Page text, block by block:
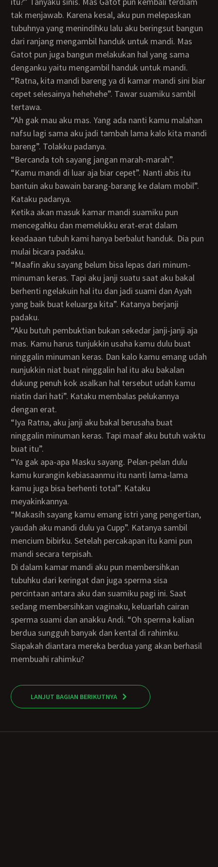
tak menjawab. Karena kesal, aku pun melepaskan
tubuhnya yang menindihku lalu aku beringsut bangun
dari ranjang mengambil handuk untuk mandi. Mas
Gatot pun juga bangun melakukan hal yang sama
denganku yaitu mengambil handuk untuk mandi.
“Ratna, kita mandi bareng ya di kamar mandi sini biar
cepet selesainya hehehehe”. Tawar suamiku sambil
tertawa.
“Ah gak mau aku mas. Yang ada nanti kamu malahan
nafsu lagi sama aku jadi tambah lama kalo kita mandi
bareng”. Tolakku padanya.
“Bercanda toh sayang jangan marah-marah”.
“Kamu mandi di luar aja biar cepet”. Nanti abis itu
bantuin aku bawain barang-barang ke dalam mobil”.
Kataku padanya.
Ketika akan masuk kamar mandi suamiku pun
mencegahku dan memelukku erat-erat dalam
keadaaan tubuh kami hanya berbalut handuk. Dia pun
mulai bicara padaku.
“Maafin aku sayang belum bisa lepas dari minum-
minuman keras. Tapi aku janji suatu saat aku bakal
berhenti ngelakuin hal itu dan jadi suami dan Ayah
yang baik buat keluarga kita”. Katanya berjanji
padaku.
“Aku butuh pembuktian bukan sekedar janji-janji aja
mas. Kamu harus tunjukkin usaha kamu dulu buat
ninggalin minuman keras. Dan kalo kamu emang udah
nunjukkin niat buat ninggalin hal itu aku bakalan
dukung penuh kok asalkan hal tersebut udah kamu
niatin dari hati”. Kataku membalas pelukannya
dengan erat.
“Iya Ratna, aku janji aku bakal berusaha buat
ninggalin minuman keras. Tapi maaf aku butuh waktu
buat itu”.
“Ya gak apa-apa Masku sayang. Pelan-pelan dulu
kamu kurangin kebiasaanmu itu nanti lama-lama
kamu juga bisa berhenti total”. Kataku
meyakinkannya.
“Makasih sayang kamu emang istri yang pengertian,
yaudah aku mandi dulu ya Cupp”. Katanya sambil
mencium bibirku. Setelah percakapan itu kami pun
mandi secara terpisah.
Di dalam kamar mandi aku pun membersihkan
tubuhku dari keringat dan juga sperma sisa
percintaan antara aku dan suamiku pagi ini. Saat
sedang membersihkan vaginaku, keluarlah cairan
sperma suami dan anakku Andi. “Oh sperma kalian
berdua sungguh banyak dan kental di rahimku.
Siapakah diantara mereka berdua yang akan berhasil
membuahi rahimku?
LANJUT BAGIAN BERIKUTNYA